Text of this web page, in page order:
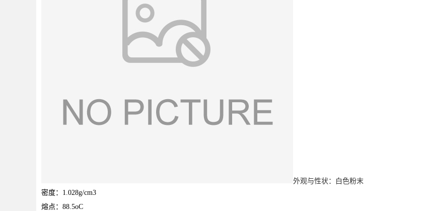
外观与性状：白色粉末
密度：1.028g/cm3
熔点：88.5oC